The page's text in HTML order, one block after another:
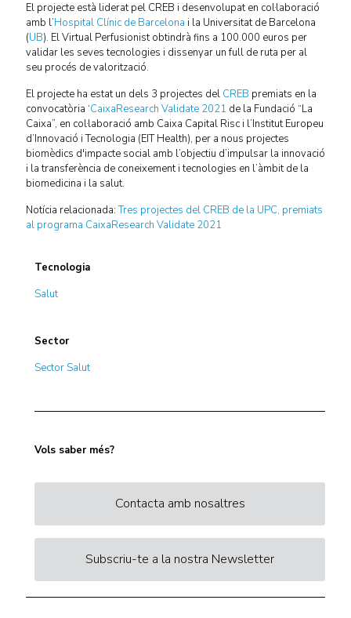
El projecte està liderat pel CREB i desenvolupat en col·laboració
amb l’Hospital Clínic de Barcelona i la Universitat de Barcelona
(UB). El Virtual Perfusionist obtindrà fins a 100.000 euros per
validar les seves tecnologies i dissenyar un full de ruta per al
seu procés de valorització.
El projecte ha estat un dels 3 projectes del CREB premiats en la
convocatòria ‘CaixaResearch Validate 2021 de la Fundació “La
Caixa”, en col·laboració amb Caixa Capital Risc i l’Institut Europeu
d’Innovació i Tecnologia (EIT Health), per a nous projectes
biomèdics d'impacte social amb l’objectiu d’impulsar la innovació
i la transferència de coneixement i tecnologies en l’àmbit de la
biomedicina i la salut.
Notícia relacionada:Tres projectes del CREB de la UPC, premiats
al programa CaixaResearch Validate 2021
Tecnologia
Salut
Sector
Sector Salut
Vols saber més?
Contacta amb nosaltres
Subscriu-te a la nostra Newsletter